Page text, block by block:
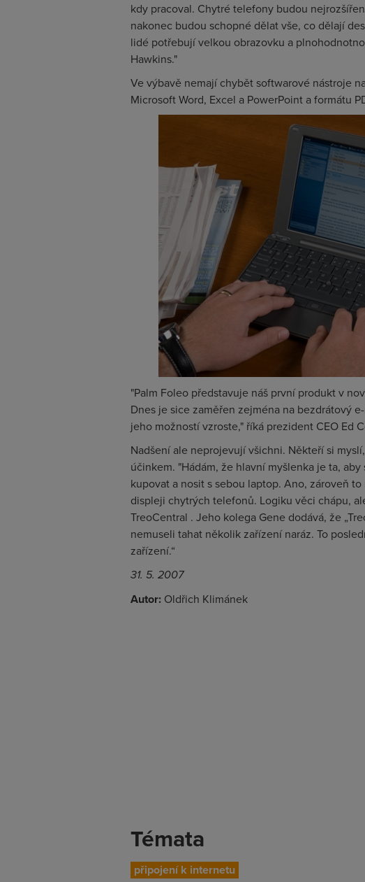
kdy pracoval. Chytré telefony budou
nakonec budou schopné dělat vše, co dělají
lidé potřebují velkou obrazovku a
Hawkins."
Ve výbavě nemají chybět softwarové nástroje
Microsoft Word, Excel a PowerPoint a formátu
"Palm Foleo představuje náš první produkt v
Dnes je sice zaměřen zejména na bezdrátový
jeho možností vzroste," říká prezident CEO Ed
Nadšení ale neprojevují všichni. Někteří si
účinkem. "Hádám, že hlavní myšlenka je ta,
kupovat a nosit s sebou laptop. Ano, zároveň
displeji chytrých telefonů. Logiku věci chápu,
TreoCentral . Jeho kolega Gene dodává, že
nemuseli tahat několik zařízení naráz. To
zařízení.“
31. 5. 2007
Autor: Oldřich Klimánek
Témata
připojení k internetu